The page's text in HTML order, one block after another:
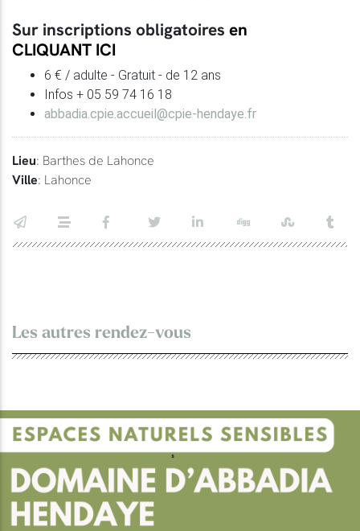
Sur inscriptions obligatoires en
CLIQUANT ICI
6 € / adulte - Gratuit - de 12 ans
Infos + 05 59 74 16 18
abbadia.cpie.accueil@cpie-hendaye.fr
Lieu: Barthes de Lahonce
Ville: Lahonce
Les autres rendez-vous